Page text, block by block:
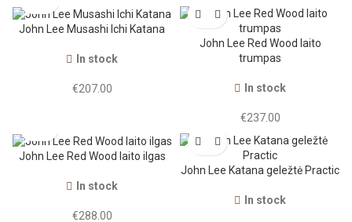
John Lee Musashi Ichi Katana
In stock
€207.00
John Lee Red Wood Iaito
trumpas
In stock
€237.00
John Lee Red Wood Iaito ilgas
In stock
€288.00
John Lee Katana geležtė Practic
In stock